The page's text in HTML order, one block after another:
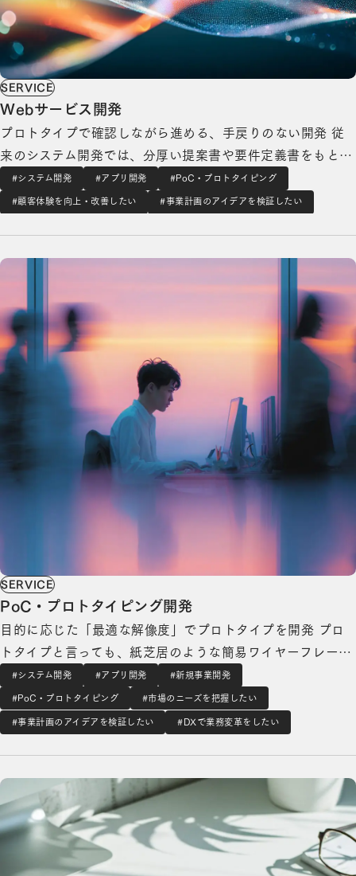
SERVICE
Webサービス開発
プロトタイプで確認しながら進める、手戻りのない開発 従
来のシステム開発では、分厚い提案書や要件定義書をもとに
仕様を決めていくため、完成品を見るまで「本当にイメージ
通りか」がわかりませんでした。実際に開発するものの認識
#システム開発 #アプリ開発 #PoC・プロトタイピング
#顧客体験を向上・改善したい #事業計画のアイデアを検証したい
SERVICE
PoC・プロトタイピング開発
目的に応じた「最適な解像度」でプロトタイプを開発 プロ
トタイプと言っても、紙芝居のような簡易ワイヤーフレーム
から、実際に動作するMVP（Minimum Viable Product：実
用最小限の製品）まで、さまざまな選択肢があります。 プロ
ジェクトの目的・予算・スケジュールに応じて、どの粒度で
#システム開発 #アプリ開発 #新規事業開発
#PoC・プロトタイピング #市場のニーズを把握したい
#事業計画のアイデアを検証したい #DXで業務変革をしたい